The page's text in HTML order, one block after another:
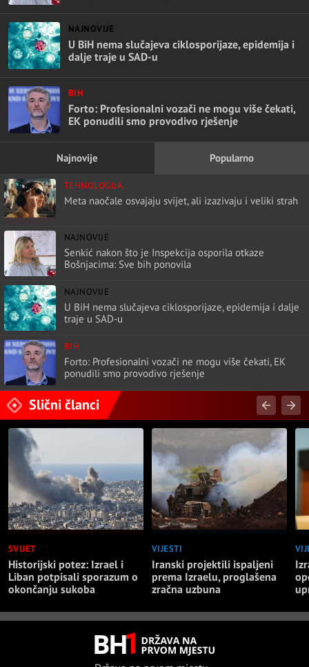
NAJNOVIJE
U BiH nema slučajeva ciklosporijaze, epidemija i
dalje traje u SAD-u
BIH
Forto: Profesionalni vozači ne mogu više čekati,
EK ponudili smo provodivo rješenje
Najnovije Popularno
TEHNOLOGIJA
Meta naočale osvajaju svijet, ali izazivaju i veliki strah
NAJNOVIJE
Senkić nakon što je Inspekcija osporila otkaze
Bošnjacima: Sve bih ponovila
NAJNOVIJE
U BiH nema slučajeva ciklosporijaze, epidemija i dalje
traje u SAD-u
BIH
Forto: Profesionalni vozači ne mogu više čekati, EK
ponudili smo provodivo rješenje
Slični članci
SVIJET
Historijski potez: Izrael i
Liban potpisali sporazum o
okončanju sukoba
VIJESTI
Iranski projektili ispaljeni
prema Izraelu, proglašena
zračna uzbuna